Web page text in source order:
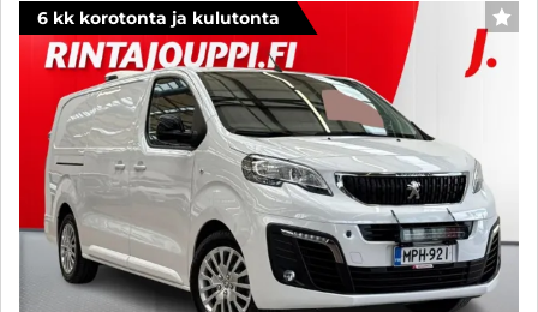
6 kk korotonta ja kulutonta